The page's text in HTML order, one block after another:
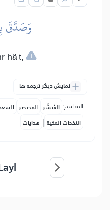
وَصَدَّقَ
hält,
نمایش دیگر ترجمه ها
التفاسير: المُيسَّر المختصر
النفحات المكية | هدايات